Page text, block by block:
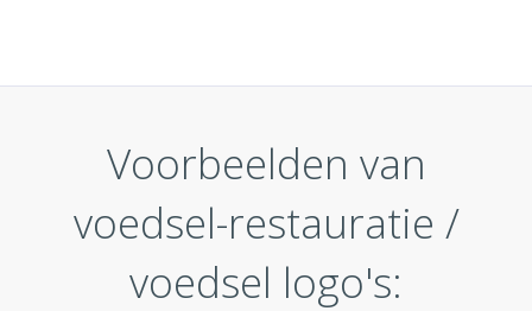
Voorbeelden van
voedsel-restauratie /
voedsel logo's: